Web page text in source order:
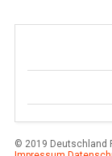
© 2019 Deutschland